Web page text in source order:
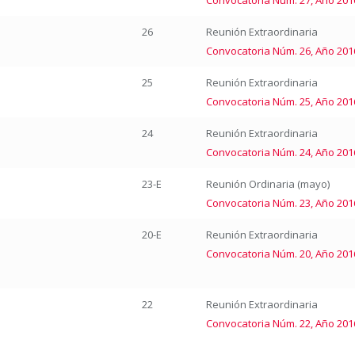
26
Reunión Extraordinaria
Convocatoria Núm. 26, Año
25
Reunión Extraordinaria
Convocatoria Núm. 25, Año
24
Reunión Extraordinaria
Convocatoria Núm. 24, Año
23-E
Reunión Ordinaria (mayo)
Convocatoria Núm. 23, Año
20-E
Reunión Extraordinaria
Convocatoria Núm. 20, Año
22
Reunión Extraordinaria
Convocatoria Núm. 22, Año